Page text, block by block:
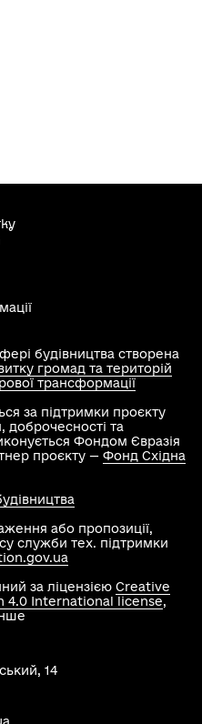
будівництва створена
громад та територій
трансформації
за підтримки проєкту
доброчесності та
Фондом Євразія
проєкту — Фонд Східна
або пропозиції,
служби тех. підтримки
за ліцензією Creative
4.0 International license,
14